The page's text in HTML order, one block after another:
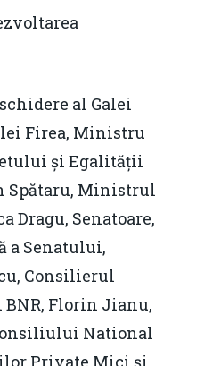
al Galei
Firea, Ministru
și Egalității
Spătaru, Ministrul
Dragu, Senatoare,
a Senatului,
Consilierul
Florin Jianu,
National
Private Mici și